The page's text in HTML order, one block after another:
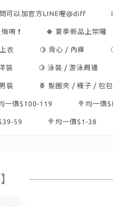
可以加官方LINE喔@diff
唷 ❗ 🍀 夏季新品上架囉
衣 🍋 背心 / 內褲
裝 🍋 泳裝 / 游泳周邊
裝 🍍 髮圈夾 / 襪子 / 包包
一價$100-119 🍭均一價
59 🍭均一價$1-38